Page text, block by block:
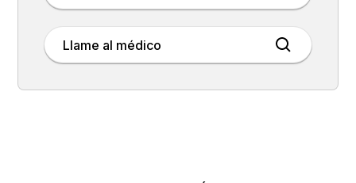
Llame al médico